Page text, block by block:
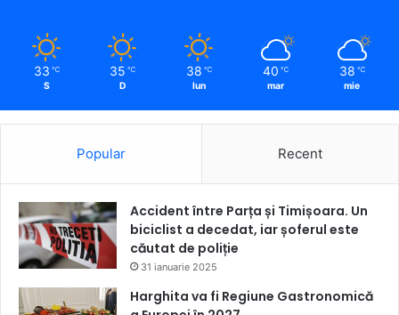
33 ℃
S
35 ℃
D
38 ℃
lun
40 ℃
mar
38 ℃
mie
Popular Recent
Accident între Parța și Timișoara. Un
biciclist a decedat, iar șoferul este
căutat de poliție
31 ianuarie 2025
Harghita va fi Regiune Gastronomică